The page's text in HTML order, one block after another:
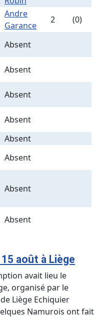
Andre
Garance
2
(0)
Absent
Absent
Absent
Absent
Absent
Absent
Absent
Absent
août à Liège
avait lieu le
organisé par le
Liège Echiquier
Namurois ont fait